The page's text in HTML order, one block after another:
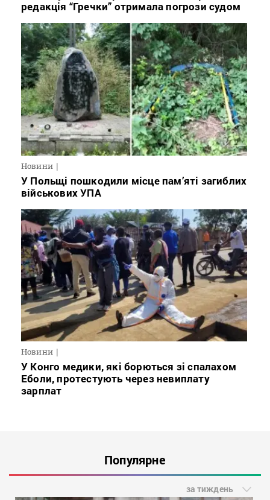
редакція “Гречки” отримала погрози судом
Новини
У Польщі пошкодили місце пам’яті загиблих
військових УПА
Новини
У Конго медики, які борються зі спалахом
Еболи, протестують через невиплату
зарплат
Популярне
за тиждень